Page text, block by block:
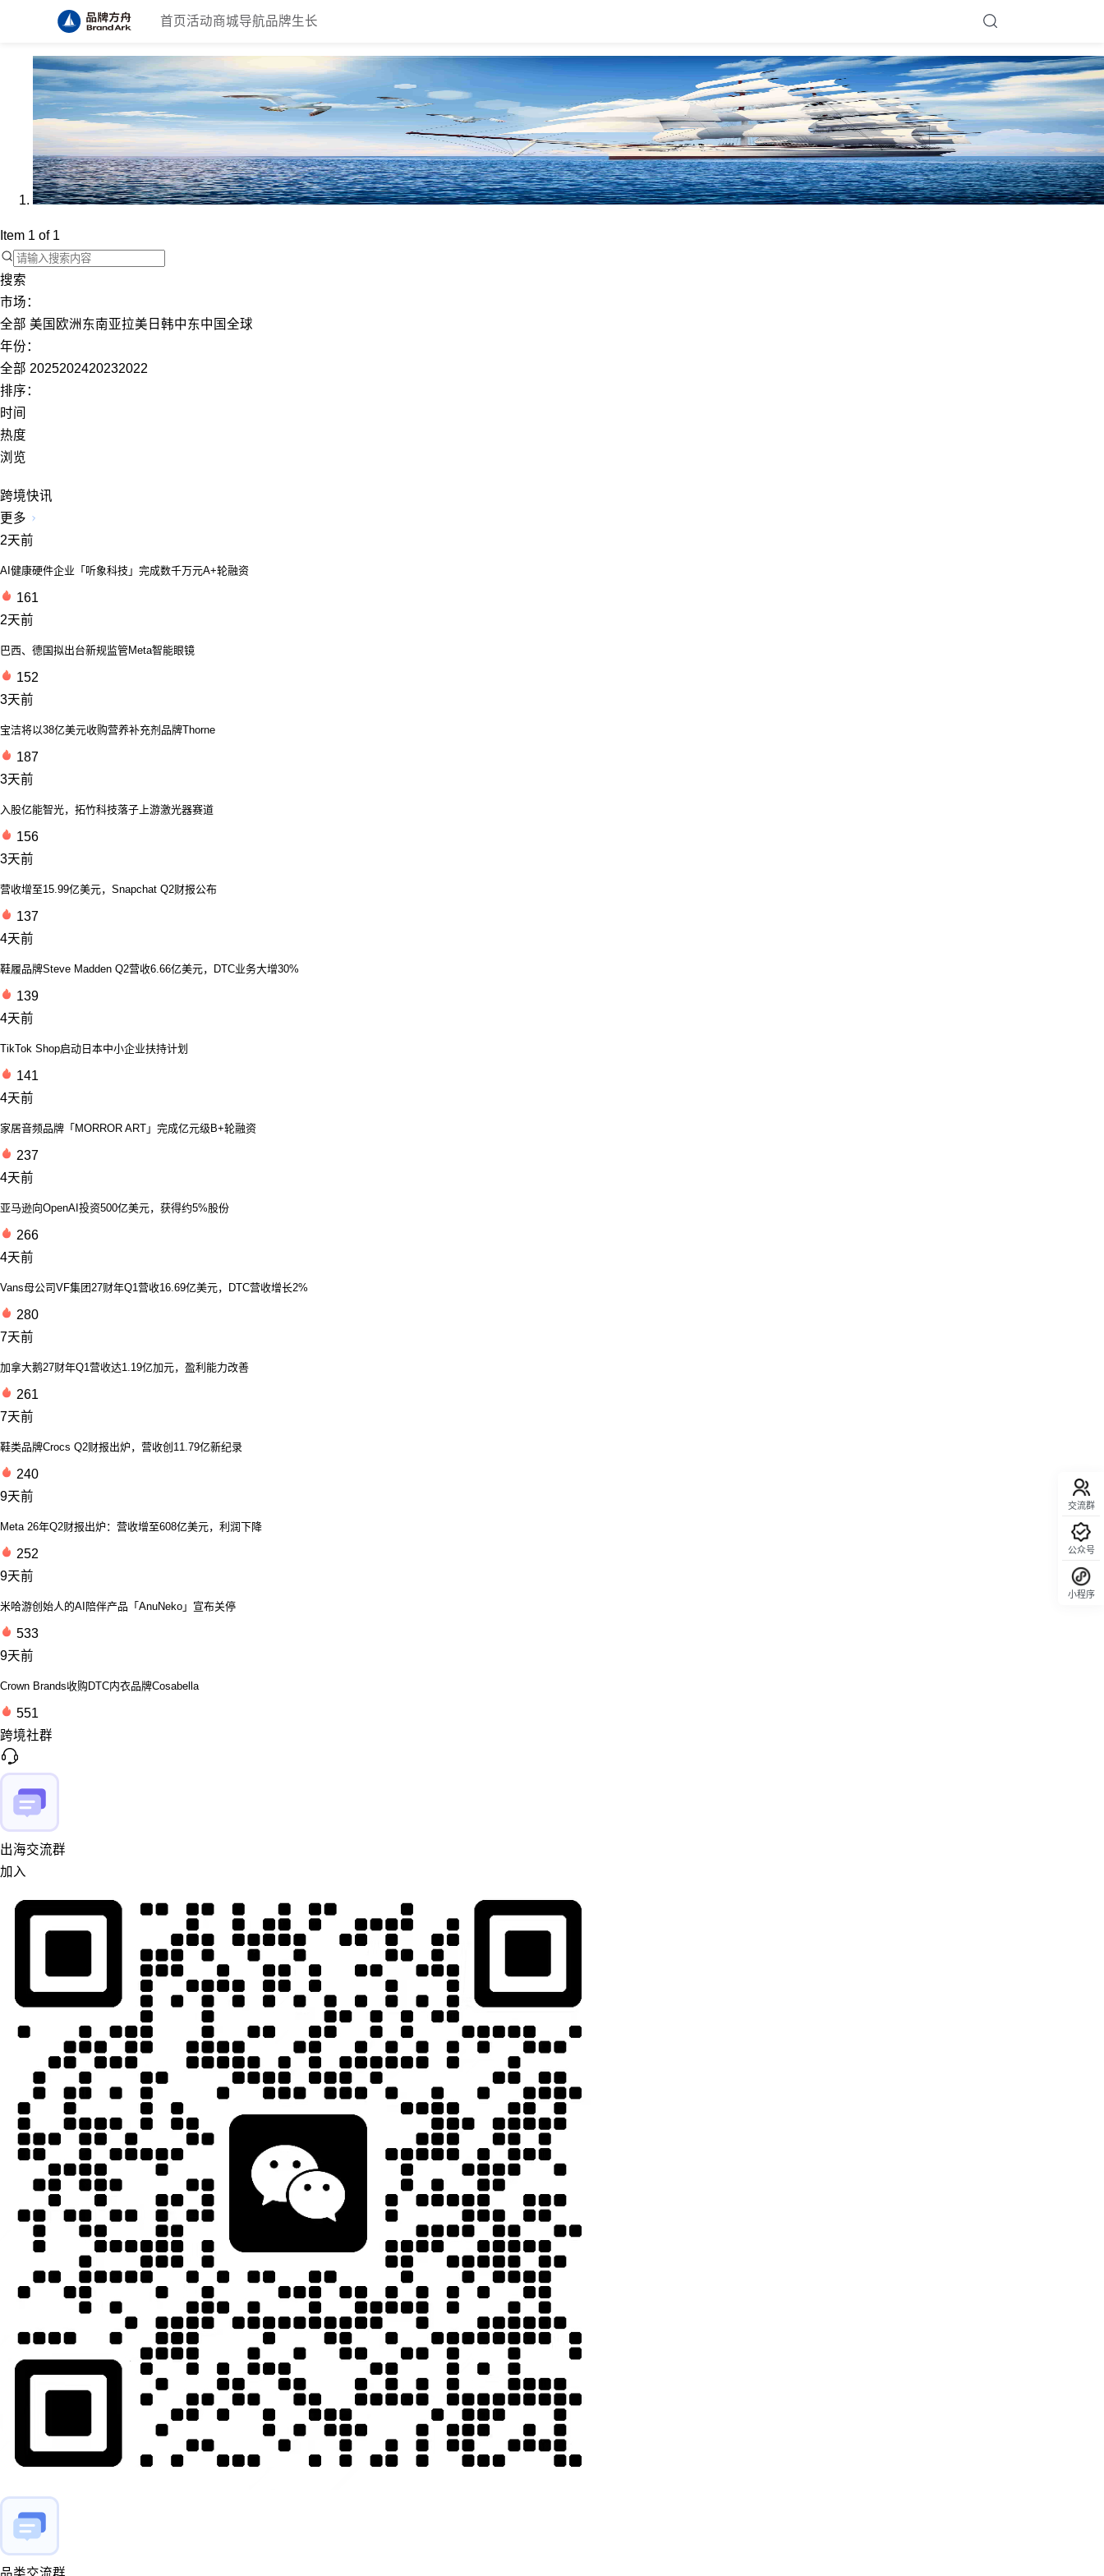
首页 活动商城导航品牌生长
Item 1 of 1
搜索
市场：
全部 美国 欧洲 东南亚拉美 日韩中东中国 全球
年份：
全部 2025202420232022
排序：
时间
热度
浏览
跨境快讯
更多
2天前
AI健康硬件企业「听象科技」完成数千万元A+轮融资
161
2天前
巴西、德国拟出台新规监管Meta智能眼镜
152
3天前
宝洁将以38亿美元收购营养补充剂品牌Thorne
187
3天前
入股亿能智光，拓竹科技落子上游激光器赛道
156
3天前
营收增至15.99亿美元，Snapchat Q2财报公布
137
4天前
鞋履品牌Steve Madden Q2营收6.66亿美元，DTC业务大增30%
139
4天前
TikTok Shop启动日本中小企业扶持计划
141
4天前
家居音频品牌「MORROR ART」完成亿元级B+轮融资
237
4天前
亚马逊向OpenAI投资500亿美元，获得约5%股份
266
4天前
Vans母公司VF集团27财年Q1营收16.69亿美元，DTC营收增长2%
280
7天前
加拿大鹅27财年Q1营收达1.19亿加元，盈利能力改善
261
7天前
鞋类品牌Crocs Q2财报出炉，营收创11.79亿新纪录
240
9天前
Meta 26年Q2财报出炉：营收增至608亿美元，利润下降
252
9天前
米哈游创始人的AI陪伴产品「AnuNeko」宣布关停
533
9天前
Crown Brands收购DTC内衣品牌Cosabella
551
跨境社群
出海交流群
加入
品类交流群
交流群
公众号
小程序